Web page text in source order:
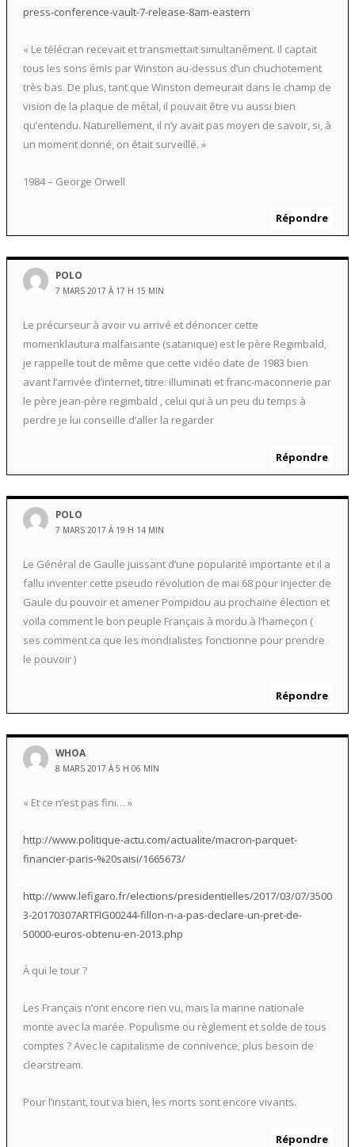
press-conference-vault-7-release-8am-eastern
« Le télécran recevait et transmettait simultanément. Il captait
tous les sons émis par Winston au-dessus d’un chuchotement
très bas. De plus, tant que Winston demeurait dans le champ de
vision de la plaque de métal, il pouvait être vu aussi bien
qu’entendu. Naturellement, il n’y avait pas moyen de savoir, si, à
un moment donné, on était surveillé. »
1984 – George Orwell
Répondre
POLO
7 MARS 2017 À 17 H 15 MIN
Le précurseur à avoir vu arrivé et dénoncer cette
momenklautura malfaisante (satanique) est le père Regimbald,
je rappelle tout de même que cette vidéo date de 1983 bien
avant l’arrivée d’internet, titre: illuminati et franc-maconnerie par
le père jean-père regimbald , celui qui à un peu du temps à
perdre je lui conseille d’aller la regarder
Répondre
POLO
7 MARS 2017 À 19 H 14 MIN
Le Général de Gaulle juissant d’une popularité importante et il a
fallu inventer cette pseudo révolution de mai 68 pour injecter de
Gaule du pouvoir et amener Pompidou au prochaine élection et
voila comment le bon peuple Français à mordu à l’hameçon (
ses comment ca que les mondialistes fonctionne pour prendre
le pouvoir )
Répondre
WHOA
8 MARS 2017 À 5 H 06 MIN
« Et ce n’est pas fini… »
http://www.politique-actu.com/actualite/macron-parquet-
financier-paris-%20saisi/1665673/
http://www.lefigaro.fr/elections/presidentielles/2017/03/07/3500
3-20170307ARTFIG00244-fillon-n-a-pas-declare-un-pret-de-
50000-euros-obtenu-en-2013.php
À qui le tour ?
Les Français n’ont encore rien vu, mais la marine nationale
monte avec la marée. Populisme ou règlement et solde de tous
comptes ? Avec le capitalisme de connivence, plus besoin de
clearstream.
Pour l’instant, tout va bien, les morts sont encore vivants.
Répondre